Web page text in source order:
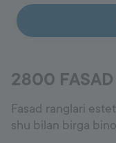
2800
Fasad ranglari
shu bilan birga